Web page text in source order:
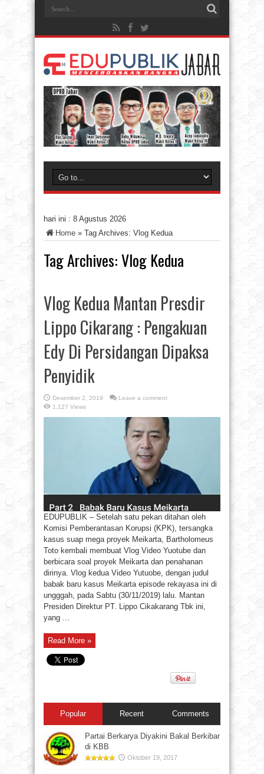
hari ini : 8 Agustus 2026
Home » Tag Archives: Vlog Kedua
Tag Archives:Vlog Kedua
Vlog Kedua Mantan Presdir
Lippo Cikarang : Pengakuan
Edy Di Persidangan Dipaksa
Penyidik
Desember 2, 2019
Leave a comment
1,127 Views
EDUPUBLIK – Setelah satu pekan ditahan oleh
Komisi Pemberantasan Korupsi (KPK), tersangka
kasus suap mega proyek Meikarta, Bartholomeus
Toto kembali membuat Vlog Video Yuotube dan
berbicara soal proyek Meikarta dan penahanan
dirinya. Vlog kedua Video Yutuobe, dengan judul
babak baru kasus Meikarta episode rekayasa ini di
ungggah, pada Sabtu (30/11/2019) lalu. Mantan
Presiden Direktur PT. Lippo Cikakarang Tbk ini,
yang ...
Read More »
Popular Recent Comments
Partai Berkarya Diyakini Bakal Berkibar
di KBB
Oktober 19, 2017